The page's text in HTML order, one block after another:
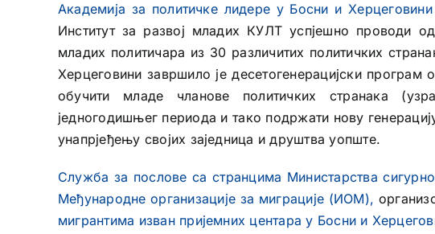
Академија за политичке лидере у Босни и Херцеговини
Институт за развој младих КУЛТ успјешно проводи
младих политичара из 30 различитих политичких
Херцеговини завршило је десетогенерацијски
обучити младе чланове политичких странака
једногодишњег периода и тако подржати нову
унапрјеђењу својих заједница и друштва уопште.
Служба за послове са странцима Министарства
Међународне организације за миграције (ИОМ),
мигрантима изван пријемних центара у Босни и